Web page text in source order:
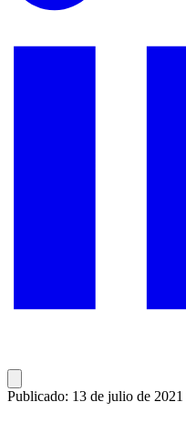
Publicado: 13 de julio de 2021